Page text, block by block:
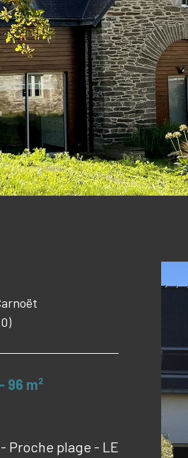
96 m²
Proche plage - LE